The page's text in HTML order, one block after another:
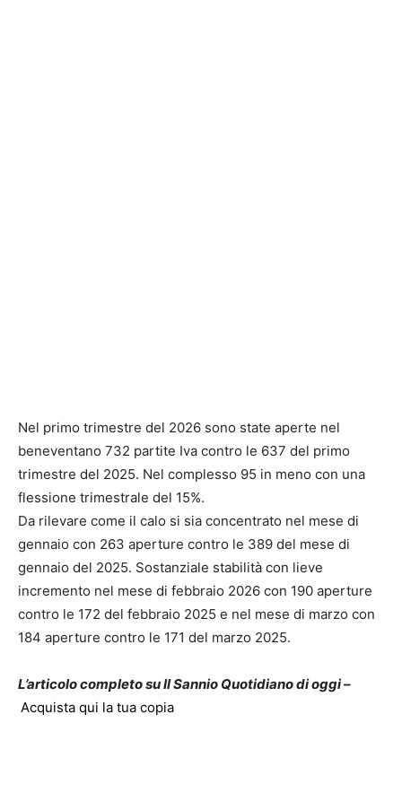
Nel primo trimestre del 2026 sono state aperte nel
beneventano 732 partite Iva contro le 637 del primo
trimestre del 2025. Nel complesso 95 in meno con una
flessione trimestrale del 15%.
Da rilevare come il calo si sia concentrato nel mese di
gennaio con 263 aperture contro le 389 del mese di
gennaio del 2025. Sostanziale stabilità con lieve
incremento nel mese di febbraio 2026 con 190 aperture
contro le 172 del febbraio 2025 e nel mese di marzo con
184 aperture contro le 171 del marzo 2025.
L’articolo completo su Il Sannio Quotidiano di oggi –
Acquista qui la tua copia